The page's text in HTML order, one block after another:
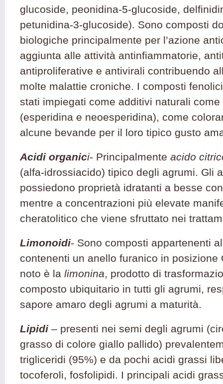
glucoside, peonidina-5-glucoside,
petunidina-3-glucoside). Sono composti
biologiche principalmente per l’azione
aggiunta alle attività antinfiammatorie,
antiproliferative e antivirali contribuendo
molte malattie croniche. I composti
stati impiegati come additivi naturali
(esperidina e neoesperidina), come
alcune bevande per il loro tipico gusto
Acidi organici- Principalmente acido
(alfa-idrossiacido) tipico degli agrumi. Gli
possiedono proprietà idratanti a besse
mentre a concentrazioni più elevate
cheratolitico che viene sfruttato nei
Limonoidi- Sono composti appartenenti
contenenti un anello furanico in posizione
noto è la limonina, prodotto di
composto ubiquitario in tutti gli agrumi,
sapore amaro degli agrumi a maturità.
Lipidi – presenti nei semi degli agrumi
grasso di colore giallo pallido)
trigliceridi (95%) e da pochi acidi grassi
tocoferoli, fosfolipidi. I principali acidi